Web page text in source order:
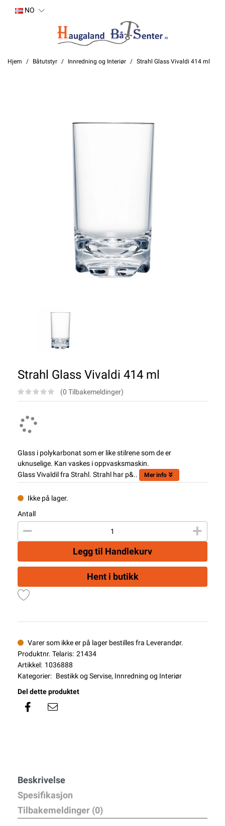
NO
Hjem Båtutstyr Innredning og Interiør Strahl Glass Vivaldi 414 ml
Strahl Glass Vivaldi 414 ml
(0 Tilbakemeldinger)
Glass i polykarbonat som er like stilrene som de er
uknuselige. Kan vaskes i oppvasksmaskin.
Glass Vivaldil fra Strahl. Strahl har p&..
Mer info
Ikke på lager.
Antall
Legg til Handlekurv
Hent i butikk
Varer som ikke er på lager bestilles fra Leverandør.
Produktnr. Telaris: 21434
Artikkel: 1036888
Kategorier: Bestikk og Servise, Innredning og Interiør
Del dette produktet
Beskrivelse
Spesifikasjon
Tilbakemeldinger (0)